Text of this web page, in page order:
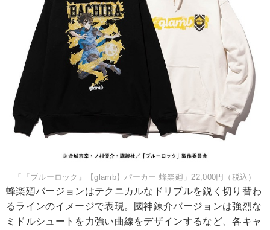
「『ブルーロック』【glamb】パーカー 蜂楽廻」22,000円（税込）
蜂楽廻バージョンはテクニカルなドリブルを鋭く切り替わ
るラインのイメージで表現。國神錬介バージョンは強烈な
ミドルシュートを力強い曲線をデザインするなど、各キャ